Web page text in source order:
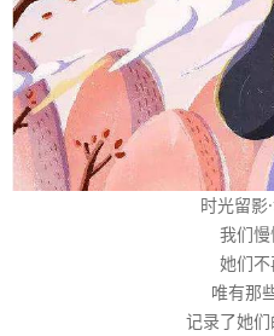
时光留影
我们
她们
唯有那
记录了她